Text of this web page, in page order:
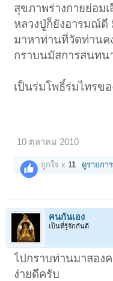
สุขภาพร่างกายย่อม
หลวงปู่ก็ยังอารมณ์ดี
มาหาท่านที่วัดท่านค
กราบนมัสการสนทน
เป็นร่มโพธิ์ร่มไทรข
10 ตุลาคม 2010
ถูกใจ x11 ดูรายการ
คนกันเอง
เป็นที่รู้จักกันดี
ไปกราบท่านมาสอง
ง่ายดีครับ